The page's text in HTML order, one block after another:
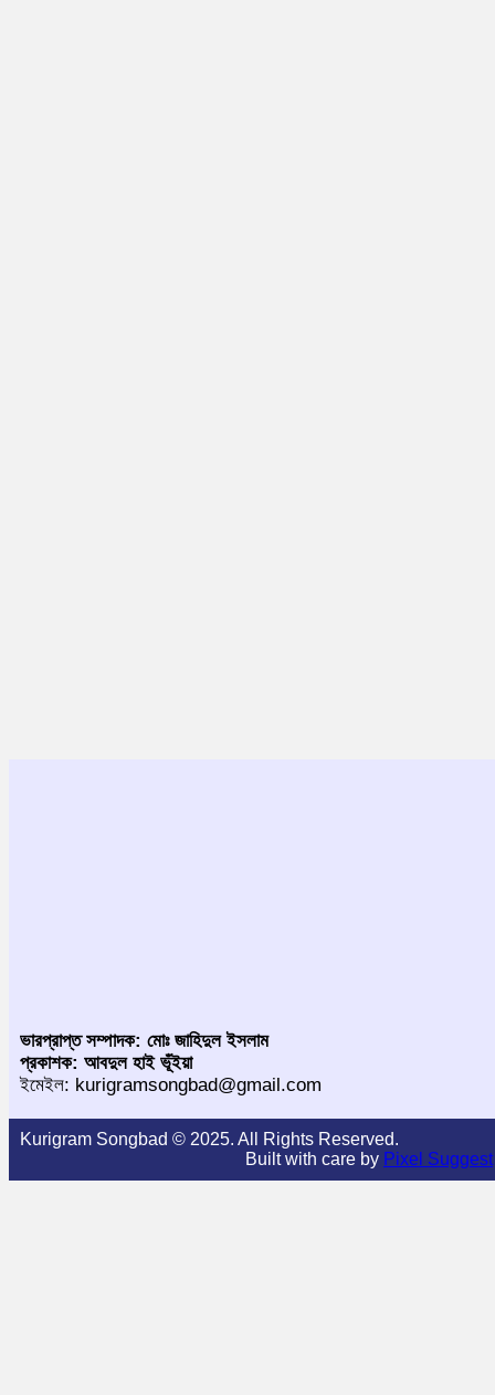
ভারপ্রাপ্ত সম্পাদক: মোঃ জাহিদুল ইসলাম
প্রকাশক: আবদুল হাই ভূঁইয়া
ইমেইল: kurigramsongbad@gmail.com
Kurigram Songbad © 2025. All Rights Reserved.
Built with care by Pixel Suggest